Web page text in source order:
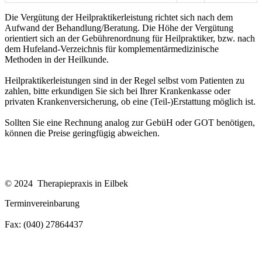
Die Vergütung der Heilpraktikerleistung richtet sich nach dem
Aufwand der Behandlung/Beratung. Die Höhe der Vergütung
orientiert sich an der Gebührenordnung für Heilpraktiker, bzw. nach
dem Hufeland-Verzeichnis für komplementärmedizinische
Methoden in der Heilkunde.
Heilpraktikerleistungen sind in der Regel selbst vom Patienten zu
zahlen, bitte erkundigen Sie sich bei Ihrer Krankenkasse oder
privaten Krankenversicherung, ob eine (Teil-)Erstattung möglich ist.
Sollten Sie eine Rechnung analog zur GebüH oder GOT benötigen,
können die Preise geringfügig abweichen.
© 2024 Therapiepraxis in Eilbek
Terminvereinbarung
Fax: (040) 27864437